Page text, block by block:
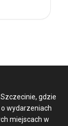
gdzie
wydarzeniach
miejscach w